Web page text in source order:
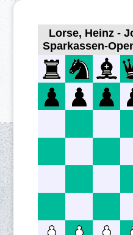
Lorse, Heinz -
Sparkassen-